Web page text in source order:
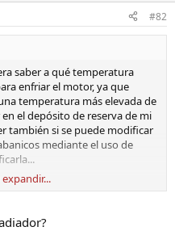
para todos los modelos de
protege el motor a cualquier
gasolina. El aceite
para motores de gasolina.
5w 20 puedes usar aceite 5w
en el próximo cambio.
alguno.
a bajo cero grados celsius,
crear un tema en el foro
recomendaciones en base al
#82
saber a qué temperatura
enfriar el motor, ya que
temperatura más elevada de
el depósito de reserva de mi
también si se puede modificar
mediante el uso de